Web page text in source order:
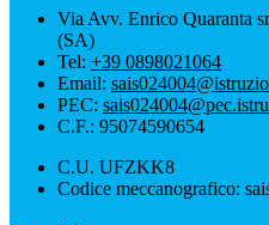
Via Avv. Enrico Quaranta
(SA)
Tel: +39 0898021064
Email:
PEC:
C.F.: 95074590654
C.U. UFZKK8
Codice meccanografico: